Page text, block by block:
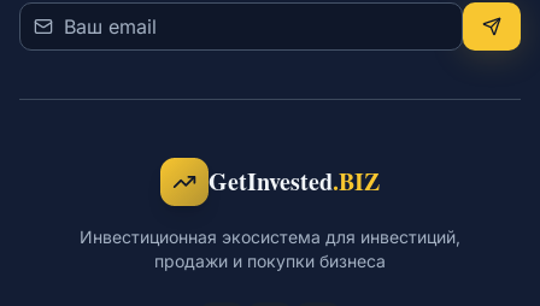
GetInvested.BIZ
Инвестиционная экосистема для инвестиций,
продажи и покупки бизнеса